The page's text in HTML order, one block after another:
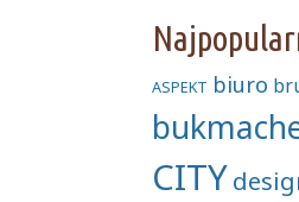
ASPEKT biuro
CITY